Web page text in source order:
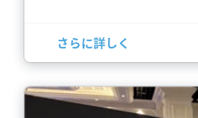
さらに詳しく